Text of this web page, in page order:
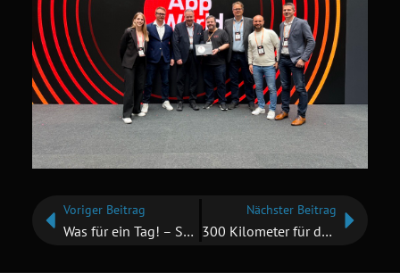
Voriger Beitrag
Was für ein Tag! – Security Day 2026
Nächster Beitrag
300 Kilometer für den guten Zweck